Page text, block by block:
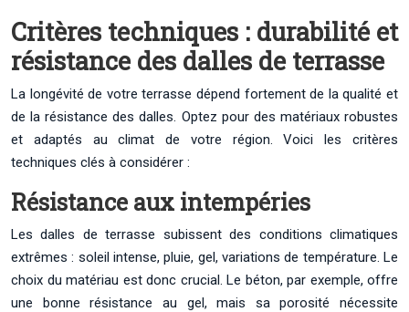
Critères techniques : durabilité et
résistance des dalles de terrasse
La longévité de votre terrasse dépend fortement de la qualité et
de la résistance des dalles. Optez pour des matériaux robustes
et adaptés au climat de votre région. Voici les critères
techniques clés à considérer :
Résistance aux intempéries
Les dalles de terrasse subissent des conditions climatiques
extrêmes : soleil intense, pluie, gel, variations de température. Le
choix du matériau est donc crucial. Le béton, par exemple, offre
une bonne résistance au gel, mais sa porosité nécessite